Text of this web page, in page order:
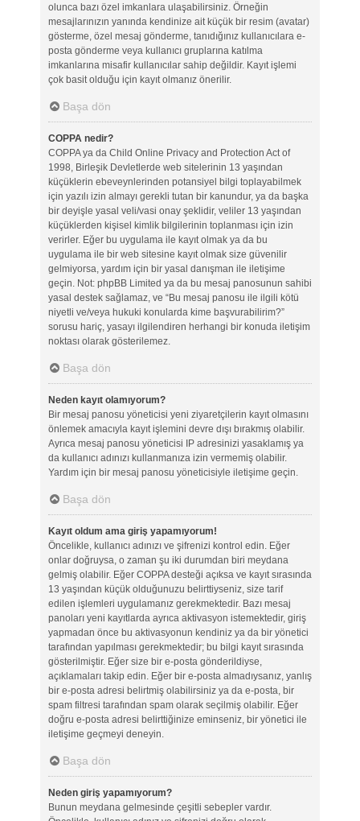
olunca bazı özel imkanlara ulaşabilirsiniz. Örneğin
mesajlarınızın yanında kendinize ait küçük bir resim (avatar)
gösterme, özel mesaj gönderme, tanıdığınız kullanıcılara e-
posta gönderme veya kullanıcı gruplarına katılma
imkanlarına misafir kullanıcılar sahip değildir. Kayıt işlemi
çok basit olduğu için kayıt olmanız önerilir.
Başa dön
COPPA nedir?
COPPA ya da Child Online Privacy and Protection Act of
1998, Birleşik Devletlerde web sitelerinin 13 yaşından
küçüklerin ebeveynlerinden potansiyel bilgi toplayabilmek
için yazılı izin almayı gerekli tutan bir kanundur, ya da başka
bir deyişle yasal veli/vasi onay şeklidir, veliler 13 yaşından
küçüklerden kişisel kimlik bilgilerinin toplanması için izin
verirler. Eğer bu uygulama ile kayıt olmak ya da bu
uygulama ile bir web sitesine kayıt olmak size güvenilir
gelmiyorsa, yardım için bir yasal danışman ile iletişime
geçin. Not: phpBB Limited ya da bu mesaj panosunun sahibi
yasal destek sağlamaz, ve “Bu mesaj panosu ile ilgili kötü
niyetli ve/veya hukuki konularda kime başvurabilirim?”
sorusu hariç, yasayı ilgilendiren herhangi bir konuda iletişim
noktası olarak gösterilemez.
Başa dön
Neden kayıt olamıyorum?
Bir mesaj panosu yöneticisi yeni ziyaretçilerin kayıt olmasını
önlemek amacıyla kayıt işlemini devre dışı bırakmış olabilir.
Ayrıca mesaj panosu yöneticisi IP adresinizi yasaklamış ya
da kullanıcı adınızı kullanmanıza izin vermemiş olabilir.
Yardım için bir mesaj panosu yöneticisiyle iletişime geçin.
Başa dön
Kayıt oldum ama giriş yapamıyorum!
Öncelikle, kullanıcı adınızı ve şifrenizi kontrol edin. Eğer
onlar doğruysa, o zaman şu iki durumdan biri meydana
gelmiş olabilir. Eğer COPPA desteği açıksa ve kayıt sırasında
13 yaşından küçük olduğunuzu belirttiyseniz, size tarif
edilen işlemleri uygulamanız gerekmektedir. Bazı mesaj
panoları yeni kayıtlarda ayrıca aktivasyon istemektedir, giriş
yapmadan önce bu aktivasyonun kendiniz ya da bir yönetici
tarafından yapılması gerekmektedir; bu bilgi kayıt sırasında
gösterilmiştir. Eğer size bir e-posta gönderildiyse,
açıklamaları takip edin. Eğer bir e-posta almadıysanız, yanlış
bir e-posta adresi belirtmiş olabilirsiniz ya da e-posta, bir
spam filtresi tarafından spam olarak seçilmiş olabilir. Eğer
doğru e-posta adresi belirttiğinize eminseniz, bir yönetici ile
iletişime geçmeyi deneyin.
Başa dön
Neden giriş yapamıyorum?
Bunun meydana gelmesinde çeşitli sebepler vardır.